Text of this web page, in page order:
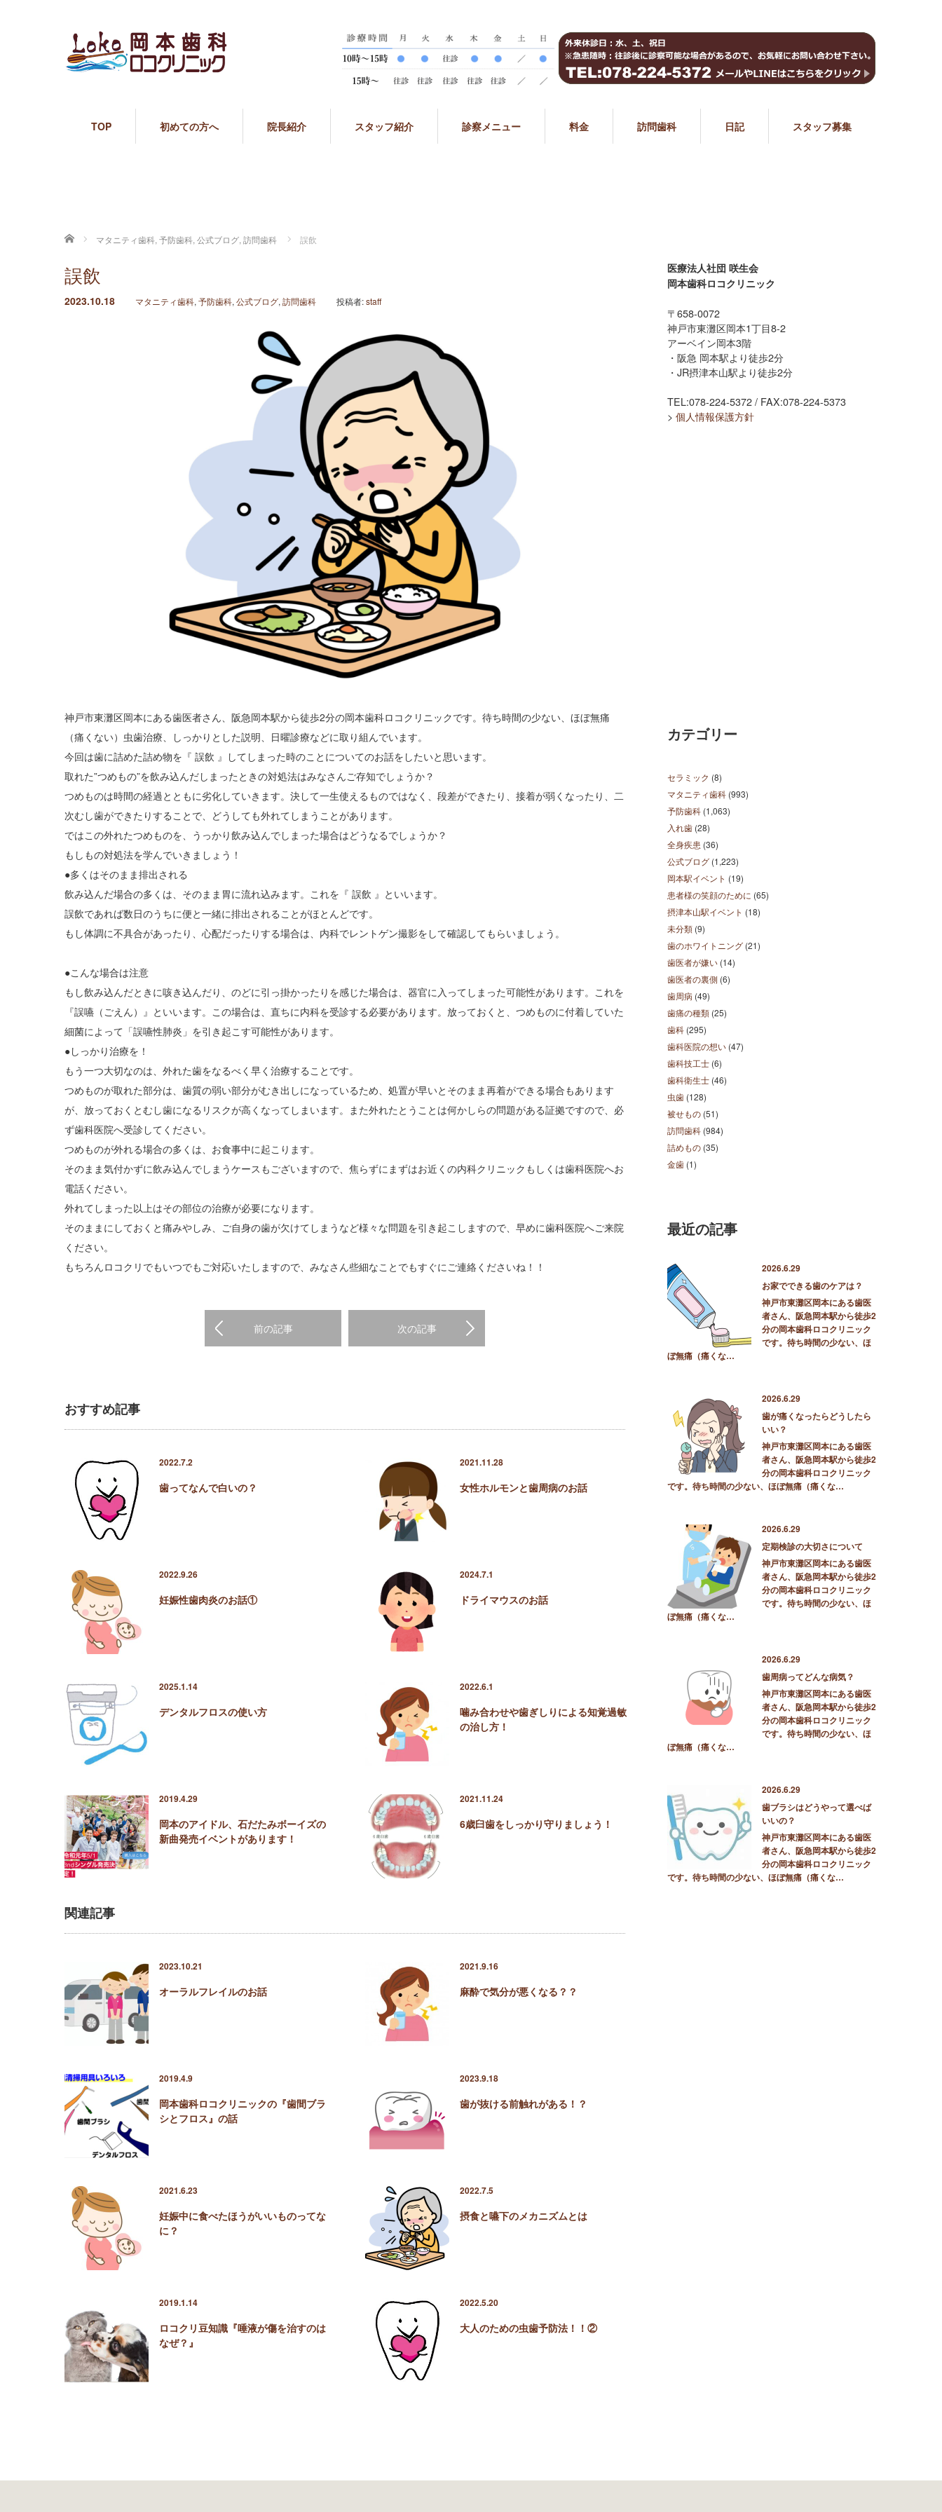
TOP 初めての方へ 院長紹介 スタッフ紹介 診察メニュー 料金 訪問歯科 日記 スタッフ募集
ホーム マタニティ歯科, 予防歯科, 公式ブログ, 訪問歯科 誤飲
誤飲
2023.10.18 マタニティ歯科, 予防歯科, 公式ブログ, 訪問歯科 投稿者:staff
神戸市東灘区岡本にある歯医者さん、阪急岡本駅から徒歩2分の岡本歯科ロコクリニックです。待ち時間の少ない、ほぼ無痛
（痛くない）虫歯治療、しっかりとした説明、日曜診療などに取り組んでいます。
今回は歯に詰めた詰め物を『 誤飲 』してしまった時のことについてのお話をしたいと思います。
取れた”つめもの”を飲み込んだしまったときの対処法はみなさんご存知でしょうか？
つめものは時間の経過とともに劣化していきます。決して一生使えるものではなく、段差ができたり、接着が弱くなったり、二
次むし歯ができたりすることで、どうしても外れてしまうことがあります。
ではこの外れたつめものを、うっかり飲み込んでしまった場合はどうなるでしょうか？
もしもの対処法を学んでいきましょう！
●多くはそのまま排出される
飲み込んだ場合の多くは、そのまま胃に流れ込みます。これを『 誤飲 』といいます。
誤飲であれば数日のうちに便と一緒に排出されることがほとんどです。
もし体調に不具合があったり、心配だったりする場合は、内科でレントゲン撮影をして確認してもらいましょう。
●こんな場合は注意
もし飲み込んだときに咳き込んだり、のどに引っ掛かったりを感じた場合は、器官に入ってしまった可能性があります。これを
『誤嚥（ごえん）』といいます。この場合は、直ちに内科を受診する必要があります。放っておくと、つめものに付着していた
細菌によって「誤嚥性肺炎」を引き起こす可能性があります。
●しっかり治療を！
もう一つ大切なのは、外れた歯をなるべく早く治療することです。
つめものが取れた部分は、歯質の弱い部分がむき出しになっているため、処置が早いとそのまま再着ができる場合もあります
が、放っておくとむし歯になるリスクが高くなってしまいます。また外れたとうことは何かしらの問題がある証拠ですので、必
ず歯科医院へ受診してください。
つめものが外れる場合の多くは、お食事中に起こります。
そのまま気付かずに飲み込んでしまうケースもございますので、焦らずにまずはお近くの内科クリニックもしくは歯科医院へお
電話ください。
外れてしまった以上はその部位の治療が必要になります。
そのままにしておくと痛みやしみ、ご自身の歯が欠けてしまうなど様々な問題を引き起こしますので、早めに歯科医院へご来院
ください。
もちろんロコクリでもいつでもご対応いたしますので、みなさん些細なことでもすぐにご連絡くださいね！！
前の記事 次の記事
おすすめ記事
2022.7.2
歯ってなんで白いの？
2021.11.28
女性ホルモンと歯周病のお話
2022.9.26
妊娠性歯肉炎のお話①
2024.7.1
ドライマウスのお話
2025.1.14
デンタルフロスの使い方
2022.6.1
噛み合わせや歯ぎしりによる知覚過敏
の治し方！
2019.4.29
岡本のアイドル、石だたみボーイズの
新曲発売イベントがあります！
2021.11.24
6歳臼歯をしっかり守りましょう！
関連記事
2023.10.21
オーラルフレイルのお話
2021.9.16
麻酔で気分が悪くなる？？
2019.4.9
岡本歯科ロコクリニックの『歯間ブラ
シとフロス』の話
2023.9.18
歯が抜ける前触れがある！？
2021.6.23
妊娠中に食べたほうがいいものってな
に？
2022.7.5
摂食と嚥下のメカニズムとは
2019.1.14
ロコクリ豆知識『唾液が傷を治すのは
なぜ？』
2022.5.20
大人のための虫歯予防法！！②
医療法人社団 咲生会
岡本歯科ロコクリニック
〒658-0072
神戸市東灘区岡本1丁目8-2
アーベイン岡本3階
・阪急 岡本駅より徒歩2分
・JR摂津本山駅より徒歩2分
TEL:078-224-5372 / FAX:078-224-5373
> 個人情報保護方針
カテゴリー
セラミック (8)
マタニティ歯科 (993)
予防歯科 (1,063)
入れ歯 (28)
全身疾患 (36)
公式ブログ (1,223)
岡本駅イベント (19)
患者様の笑顔のために (65)
摂津本山駅イベント (18)
未分類 (9)
歯のホワイトニング (21)
歯医者が嫌い (14)
歯医者の裏側 (6)
歯周病 (49)
歯痛の種類 (25)
歯科 (295)
歯科医院の想い (47)
歯科技工士 (6)
歯科衛生士 (46)
虫歯 (128)
被せもの (51)
訪問歯科 (984)
詰めもの (35)
金歯 (1)
最近の記事
2026.6.29
お家でできる歯のケアは？
神戸市東灘区岡本にある歯医
者さん、阪急岡本駅から徒歩2
分の岡本歯科ロコクリニック
です。待ち時間の少ない、ほ
ぼ無痛（痛くな…
2026.6.29
歯が痛くなったらどうしたら
いい？
神戸市東灘区岡本にある歯医
者さん、阪急岡本駅から徒歩2
分の岡本歯科ロコクリニック
です。待ち時間の少ない、ほぼ無痛（痛くな…
2026.6.29
定期検診の大切さについて
神戸市東灘区岡本にある歯医
者さん、阪急岡本駅から徒歩2
分の岡本歯科ロコクリニック
です。待ち時間の少ない、ほ
ぼ無痛（痛くな…
2026.6.29
歯周病ってどんな病気？
神戸市東灘区岡本にある歯医
者さん、阪急岡本駅から徒歩2
分の岡本歯科ロコクリニック
です。待ち時間の少ない、ほ
ぼ無痛（痛くな…
2026.6.29
歯ブラシはどうやって選べば
いいの？
神戸市東灘区岡本にある歯医
者さん、阪急岡本駅から徒歩2
分の岡本歯科ロコクリニック
です。待ち時間の少ない、ほぼ無痛（痛くな…